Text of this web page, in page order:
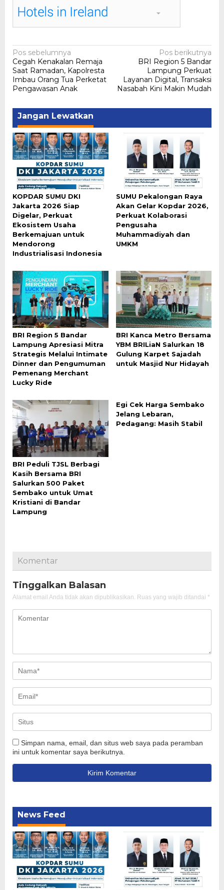
Navigasi
pos
Pos sebelumnya
Cegah Kenakalan Remaja
Saat Ramadan, Kapolresta
Imbau Orang Tua Perketat
Pengawasan Anak
Pos berikutnya
BRI Region 5 Bandar
Lampung Perkuat
Layanan Digital, Transaksi
Nasabah Kini Makin Mudah
Jangan Lewatkan
KOPDAR SUMU DKI
Jakarta 2026 Siap
Digelar, Perkuat
Ekosistem Usaha
Berkemajuan untuk
Mendorong
Industrialisasi Indonesia
SUMU Pekalongan Raya
Akan Gelar Kopdar 2026,
Perkuat Kolaborasi
Pengusaha
Muhammadiyah dan
UMKM
BRI Region 5 Bandar
Lampung Apresiasi Mitra
Strategis Melalui Intimate
Dinner dan Pengumuman
Pemenang Merchant
Lucky Ride
BRI Kanca Metro Bersama
YBM BRILiaN Salurkan 18
Gulung Karpet Sajadah
untuk Masjid Nur Hidayah
BRI Peduli TJSL Berbagi
Kasih Bersama BRI
Salurkan 500 Paket
Sembako untuk Umat
Kristiani di Bandar
Lampung
Egi Cek Harga Sembako
Jelang Lebaran,
Pedagang: Masih Stabil
Komentar
Tinggalkan Balasan
Alamat email Anda tidak akan dipublikasikan. Ruas yang wajib ditandai *
Simpan nama, email, dan situs web saya pada peramban
ini untuk komentar saya berikutnya.
News Feed